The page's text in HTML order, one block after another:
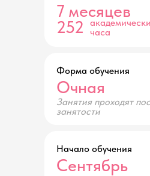
Занятия проходят
занятости
Форма обучения
Начало обучения
252
Очная
Сентябрь
часа
7 месяцев